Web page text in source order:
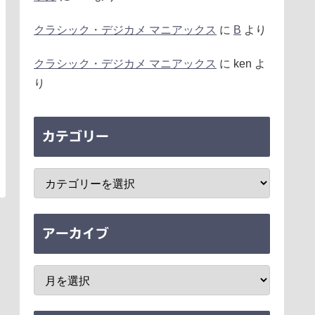
クラシック・デジカメ マニアックス に B より
クラシック・デジカメ マニアックス に ken よ
り
カテゴリー
アーカイブ